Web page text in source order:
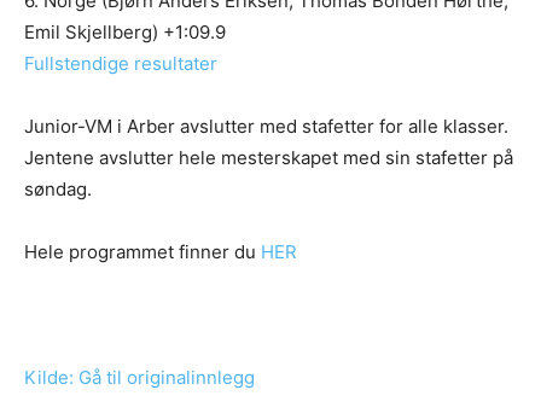
Emil Skjellberg) +1:09.9
Fullstendige resultater
Junior-VM i Arber avslutter med stafetter for alle klasser.
Jentene avslutter hele mesterskapet med sin stafetter på
søndag.
Hele programmet finner du HER
Kilde: Gå til originalinnlegg